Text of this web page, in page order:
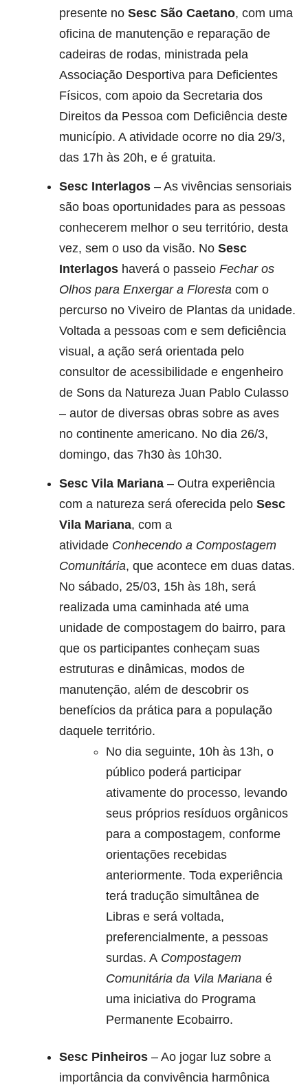
presente no Sesc São Caetano, com uma
oficina de manutenção e reparação de
cadeiras de rodas, ministrada pela
Associação Desportiva para Deficientes
Físicos, com apoio da Secretaria dos
Direitos da Pessoa com Deficiência deste
município. A atividade ocorre no dia 29/3,
das 17h às 20h, e é gratuita.
Sesc Interlagos – As vivências sensoriais
são boas oportunidades para as pessoas
conhecerem melhor o seu território, desta
vez, sem o uso da visão. No Sesc
Interlagos haverá o passeio Fechar os
Olhos para Enxergar a Floresta com o
percurso no Viveiro de Plantas da unidade.
Voltada a pessoas com e sem deficiência
visual, a ação será orientada pelo
consultor de acessibilidade e engenheiro
de Sons da Natureza Juan Pablo Culasso
– autor de diversas obras sobre as aves
no continente americano. No dia 26/3,
domingo, das 7h30 às 10h30.
Sesc Vila Mariana – Outra experiência
com a natureza será oferecida pelo Sesc
Vila Mariana, com a
atividade Conhecendo a Compostagem
Comunitária, que acontece em duas datas.
No sábado, 25/03, 15h às 18h, será
realizada uma caminhada até uma
unidade de compostagem do bairro, para
que os participantes conheçam suas
estruturas e dinâmicas, modos de
manutenção, além de descobrir os
benefícios da prática para a população
daquele território.
No dia seguinte, 10h às 13h, o
público poderá participar
ativamente do processo, levando
seus próprios resíduos orgânicos
para a compostagem, conforme
orientações recebidas
anteriormente. Toda experiência
terá tradução simultânea de
Libras e será voltada,
preferencialmente, a pessoas
surdas. A Compostagem
Comunitária da Vila Mariana é
uma iniciativa do Programa
Permanente Ecobairro.
Sesc Pinheiros – Ao jogar luz sobre a
importância da convivência harmônica